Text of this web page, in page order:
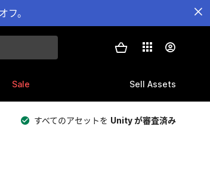
。
Sale Sell Assets
すべてのアセットを Unity が審査済み